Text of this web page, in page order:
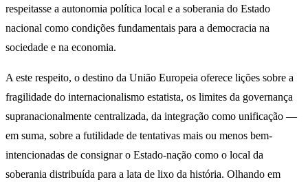
respeitasse a autonomia política local e a soberania do Estado
nacional como condições fundamentais para a democracia na
sociedade e na economia.
A este respeito, o destino da União Europeia oferece lições sobre a
fragilidade do internacionalismo estatista, os limites da governança
supranacionalmente centralizada, da integração como unificação —
em suma, sobre a futilidade de tentativas mais ou menos bem-
intencionadas de consignar o Estado-nação como o local da
soberania distribuída para a lata de lixo da história. Olhando em